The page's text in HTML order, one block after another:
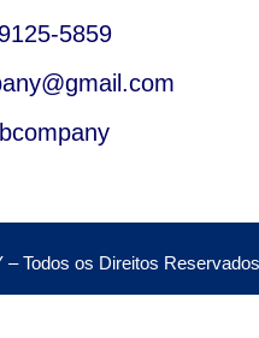
5859
– Todos os Direitos Reservados